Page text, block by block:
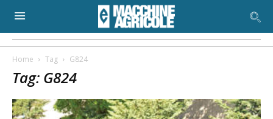
Home Tag G824
Tag: G824